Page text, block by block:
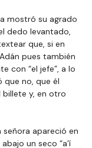
mostró su agrado
dedo levantado,
que, si en
pues también
con “el jefe”, a lo
que no, que él
y, en otro
apareció en
un seco “a’í